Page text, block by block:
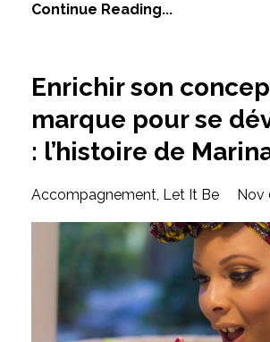
Continue Reading...
Enrichir son
marque pour se
: l’histoire de
Accompagnement Let It Be Nov